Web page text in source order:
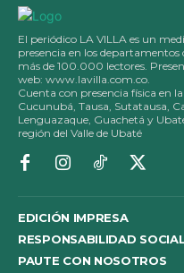
El periódico LA VILLA es un
presencia en los
más de 100.000 lectores.
web: www.lavilla.com.co.
Cuenta con presencia física en
Cucunubá, Tausa, Sutatausa,
Lenguazaque, Guachetá y
región del Valle de Ubaté
EDICIÓN IMPRESA
RESPONSABILIDAD
PAUTE CON NOSOTROS